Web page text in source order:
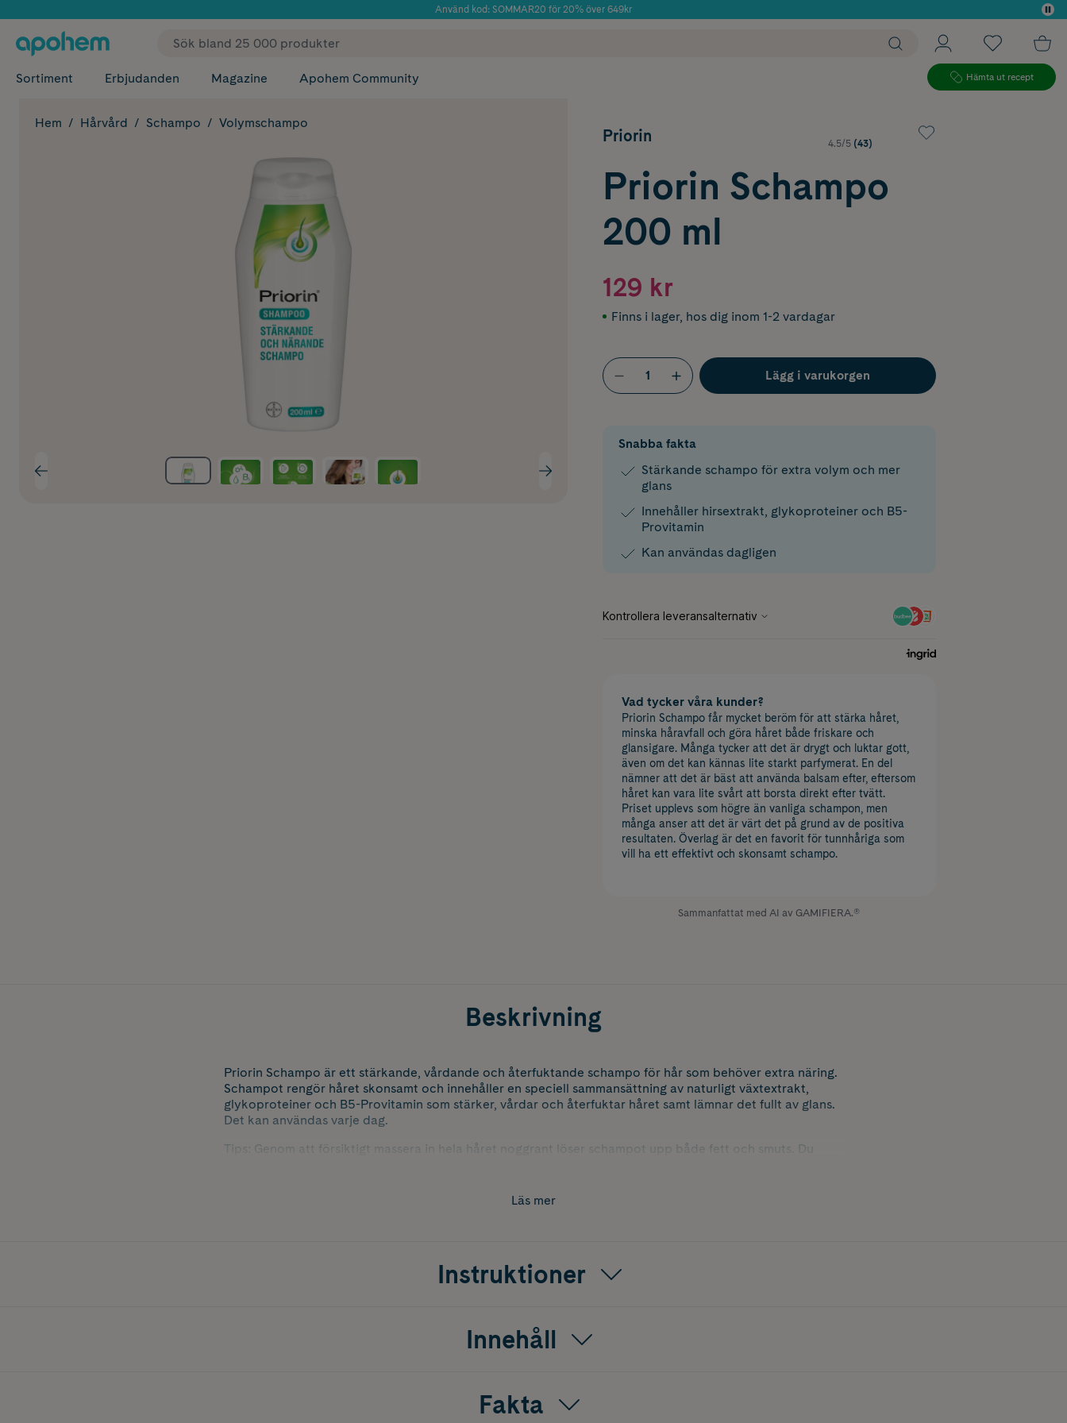
Använd kod: SOMMAR20 för 20% över 649kr
✓ Fri frakt
Sortiment Erbjudanden Magazine Apohem Community Hämta ut recept
Hem Hårvård Schampo Volymschampo
Priorin 4.5/5 (43)
Priorin Schampo
200 ml
129 kr
Finns i lager, hos dig inom 1-2 vardagar
Lägg i varukorgen
Snabba fakta
Stärkande schampo för extra volym och mer
glans
Innehåller hirsextrakt, glykoproteiner och B5-
Provitamin
Kan användas dagligen
Vad tycker våra kunder?
Priorin Schampo får mycket beröm för att stärka håret,
minska håravfall och göra håret både friskare och
glansigare. Många tycker att det är drygt och luktar gott,
även om det kan kännas lite starkt parfymerat. En del
nämner att det är bäst att använda balsam efter, eftersom
håret kan vara lite svårt att borsta direkt efter tvätt.
Priset upplevs som högre än vanliga schampon, men
många anser att det är värt det på grund av de positiva
resultaten. Överlag är det en favorit för tunnhåriga som
vill ha ett effektivt och skonsamt schampo.
Sammanfattat med AI av GAMIFIERA.®
Beskrivning
Priorin Schampo är ett stärkande, vårdande och återfuktande schampo för hår som behöver extra näring.
Schampot rengör håret skonsamt och innehåller en speciell sammansättning av naturligt växtextrakt,
glykoproteiner och B5-Provitamin som stärker, vårdar och återfuktar håret samt lämnar det fullt av glans.
Det kan användas varje dag.
Tips: Genom att försiktigt massera in hela håret noggrant löser schampot upp både fett och smuts. Du
Läs mer
Instruktioner
Innehåll
Fakta